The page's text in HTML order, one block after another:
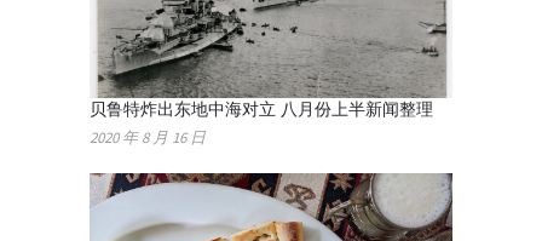
贝鲁特炸出东地中海对立 八月份上半新闻整理
2020 年 8 月 16 日